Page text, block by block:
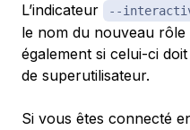
L’indicateur
--
le nom du nouveau
également si celui-ci
de superutilisateur.
Si vous êtes connecté